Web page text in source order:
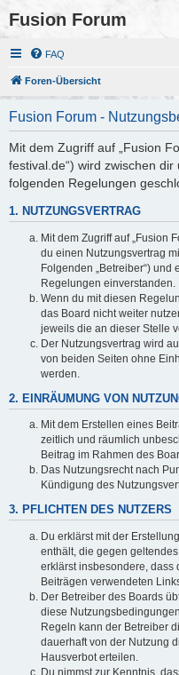
Fusion Forum
FAQ
Foren-Übersicht
Fusion Forum -
Mit dem Zugriff auf „Fusion
festival.de“) wird zwischen
folgenden Regelungen
1. NUTZUNGSVERTRAG
Mit dem Zugriff auf „Fusion
du einen Nutzungsvertrag
Folgenden „Betreiber“)
Regelungen einverstanden.
Wenn du mit diesen
das Board nicht weiter
jeweils die an dieser Stelle
Der Nutzungsvertrag wird
von beiden Seiten ohne
werden.
2. EINRÄUMUNG VON
Mit dem Erstellen eines
zeitlich und räumlich
Beitrag im Rahmen des
Das Nutzungsrecht nach
Kündigung des
3. PFLICHTEN DES NUTZERS
Du erklärst mit der
enthält, die gegen
erklärst insbesondere, dass
Beiträgen verwendeten
Der Betreiber des Boards
diese
Regeln kann der Betreiber
dauerhaft von der Nutzung
Hausverbot erteilen.
Du nimmst zur Kenntnis,